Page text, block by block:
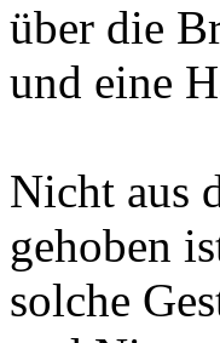
über die
und eine
Nicht aus
gehoben
solche